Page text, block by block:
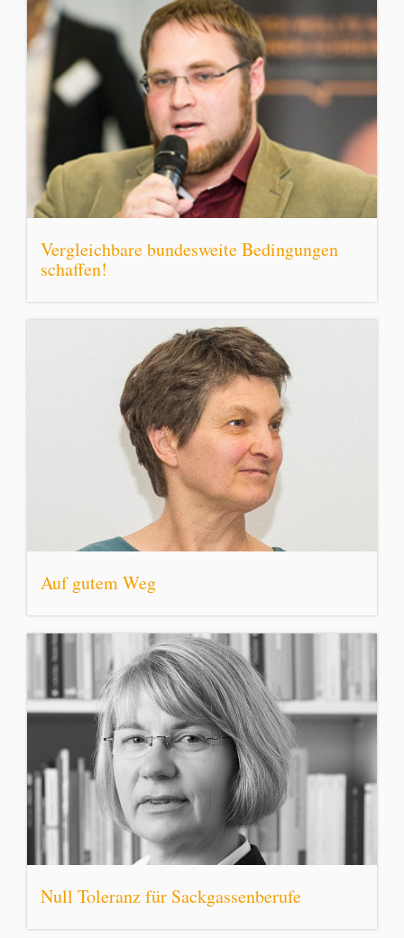
Vergleichbare bundesweite Bedingungen
schaffen!
Auf gutem Weg
Null Toleranz für Sackgassenberufe